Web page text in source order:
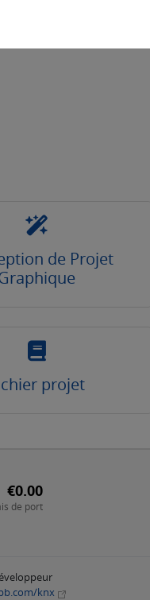
de Projet
projet
€0.00
de port
knx